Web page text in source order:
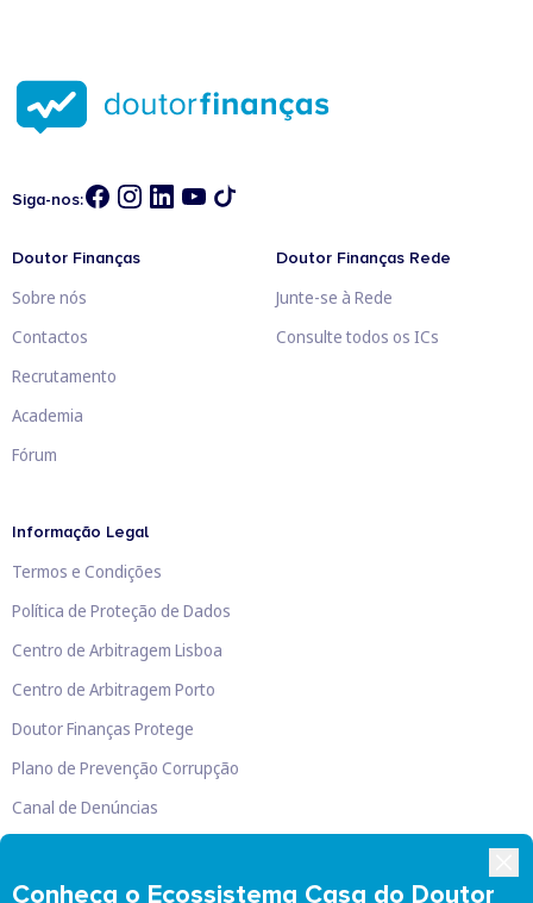
Conheça o Ecossistema Casa do Doutor
Siga-nos:
Doutor Finanças
Sobre nós
Contactos
Recrutamento
Academia
Fórum
Doutor Finanças Rede
Junte-se à Rede
Consulte todos os ICs
Informação Legal
Termos e Condições
Política de Proteção de Dados
Centro de Arbitragem Lisboa
Centro de Arbitragem Porto
Doutor Finanças Protege
Plano de Prevenção Corrupção
Canal de Denúncias